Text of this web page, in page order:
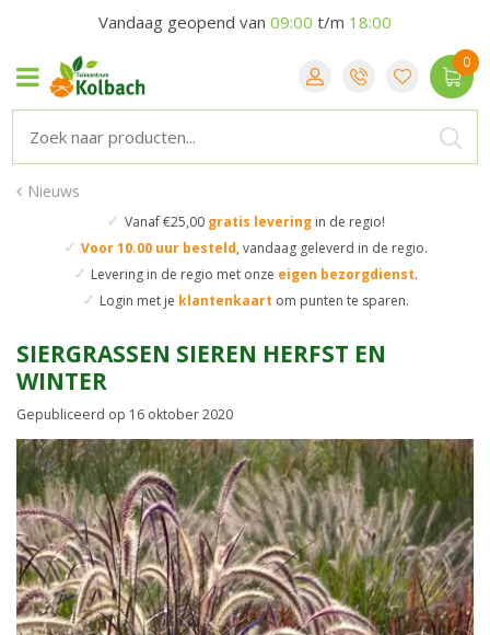
Nieuws
✓ Vanaf €25,00 gratis leveringin de regio!
✓ Voor 10.00 uur besteld, vandaag geleverd in de regio.
✓ Levering in de regio met onze eigen bezorgdienst.
✓ Login met je klantenkaart om punten te sparen.
Vandaag geopend van 09:00 t/m 18:00
SIERGRASSEN SIEREN HERFST EN
WINTER
Gepubliceerd op 16 oktober 2020